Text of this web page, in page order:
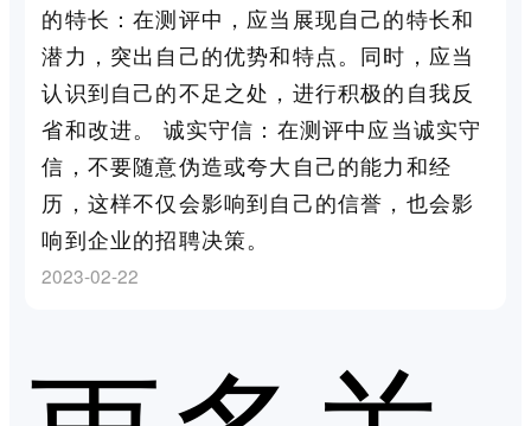
的特长：在测评中，应当展现自己的特长和
潜力，突出自己的优势和特点。同时，应当
认识到自己的不足之处，进行积极的自我反
省和改进。 诚实守信：在测评中应当诚实守
信，不要随意伪造或夸大自己的能力和经
历，这样不仅会影响到自己的信誉，也会影
响到企业的招聘决策。
2023-02-22